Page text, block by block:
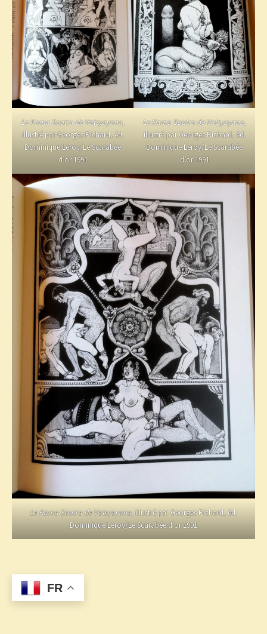
Le Kama Soutra de Vatsyayana,
illustré par Georges Pichard, éd.
Dominique Leroy/Le Scarabée
d’or 1991
Le Kama Soutra de Vatsyayana,
illustré par Georges Pichard, éd.
Dominique Leroy/Le Scarabée
d’or 1991
Le Kama Soutra de Vatsyayana, illustré par Georges Pichard, éd.
Dominique Leroy/Le Scarabée d’or 1991
FR